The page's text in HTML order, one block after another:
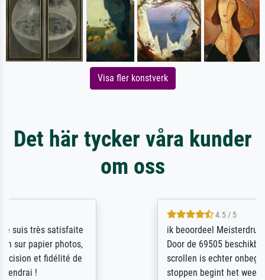
Visa fler konstverk
Det här tycker våra kunder
om oss
ik beoordeel Meisterdrucke zeer positief.
Door de 69505 beschikbare kunstenaars
scrollen is echter onbegonnen werk (na
stoppen begint het weer van voor af aan).